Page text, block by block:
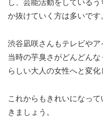
し、芸能活動をしている
か抜けていく方は多いです
渋谷凪咲さんもテレビや
当時の芋臭さがどんどん
らしい大人の女性へと変化
これからもきれいになっ
きましょう。